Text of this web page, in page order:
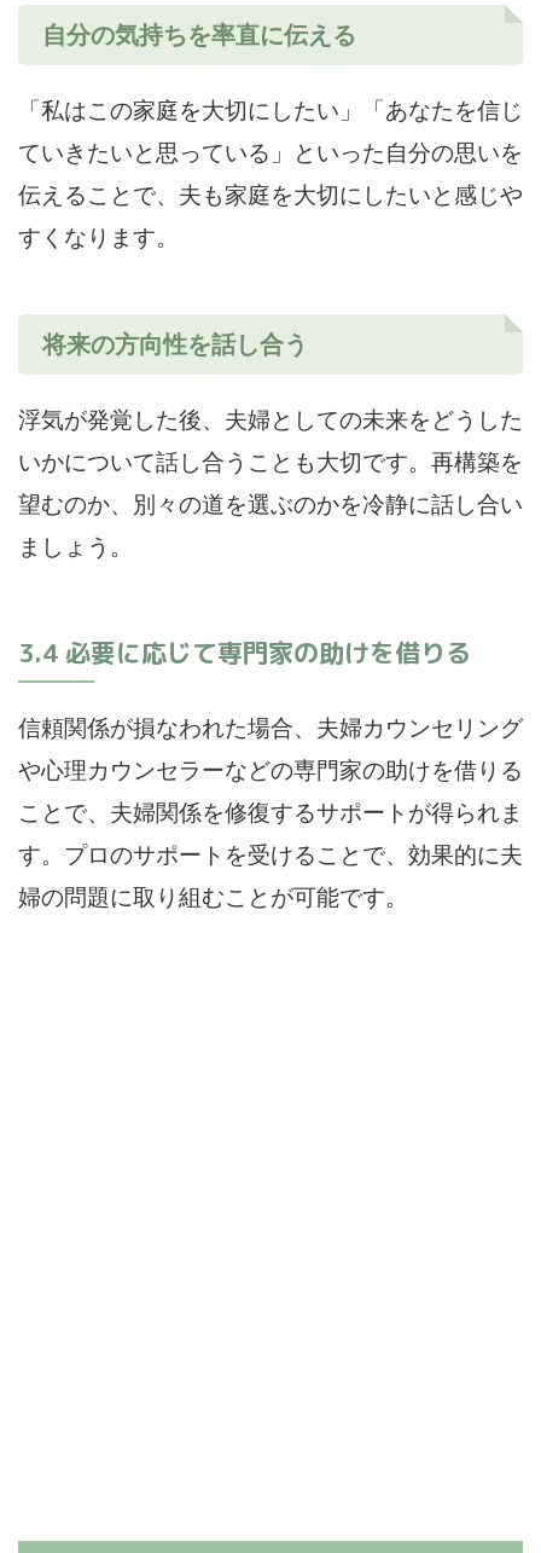
自分の気持ちを率直に伝える
「私はこの家庭を大切にしたい」「あなたを信じ
ていきたいと思っている」といった自分の思いを
伝えることで、夫も家庭を大切にしたいと感じや
すくなります。
将来の方向性を話し合う
浮気が発覚した後、夫婦としての未来をどうした
いかについて話し合うことも大切です。再構築を
望むのか、別々の道を選ぶのかを冷静に話し合い
ましょう。
3.4 必要に応じて専門家の助けを借りる
信頼関係が損なわれた場合、夫婦カウンセリング
や心理カウンセラーなどの専門家の助けを借りる
ことで、夫婦関係を修復するサポートが得られま
す。プロのサポートを受けることで、効果的に夫
婦の問題に取り組むことが可能です。